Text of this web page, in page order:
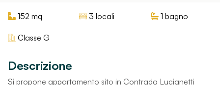
152 mq 3 locali 1 bagno
Classe G
Descrizione
Si propone appartamento sito in Contrada Lucianetti